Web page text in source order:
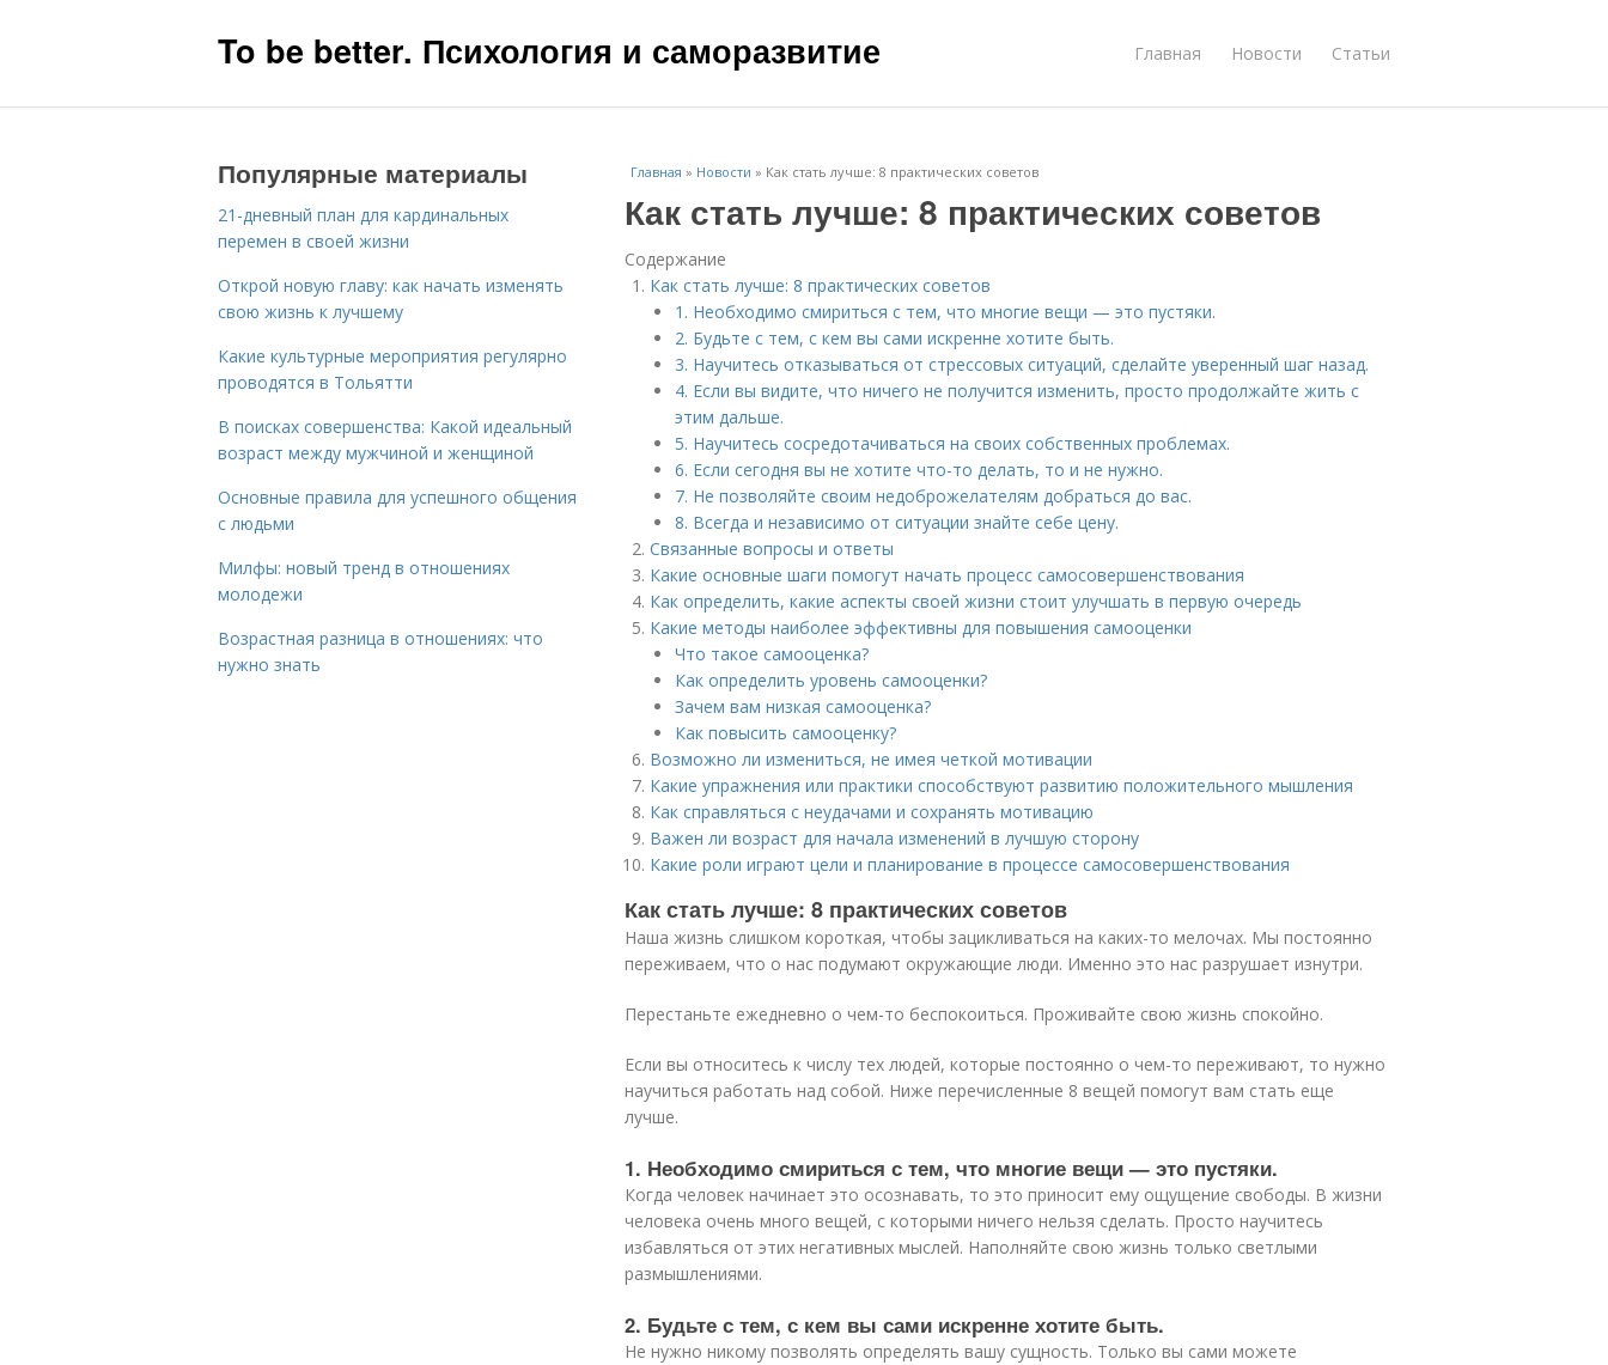
To be better. Психология и саморазвитие Главная Новости Статьи
Главная » Новости » Как стать лучше: 8 практических советов
Как стать лучше: 8 практических советов
Содержание
Как стать лучше: 8 практических советов
1. Необходимо смириться с тем, что многие вещи — это пустяки.
2. Будьте с тем, с кем вы сами искренне хотите быть.
3. Научитесь отказываться от стрессовых ситуаций, сделайте уверенный шаг назад.
4. Если вы видите, что ничего не получится изменить, просто продолжайте жить с
этим дальше.
5. Научитесь сосредотачиваться на своих собственных проблемах.
6. Если сегодня вы не хотите что-то делать, то и не нужно.
7. Не позволяйте своим недоброжелателям добраться до вас.
8. Всегда и независимо от ситуации знайте себе цену.
Связанные вопросы и ответы
Какие основные шаги помогут начать процесс самосовершенствования
Как определить, какие аспекты своей жизни стоит улучшать в первую очередь
Какие методы наиболее эффективны для повышения самооценки
Что такое самооценка?
Как определить уровень самооценки?
Зачем вам низкая самооценка?
Как повысить самооценку?
Возможно ли измениться, не имея четкой мотивации
Какие упражнения или практики способствуют развитию положительного мышления
Как справляться с неудачами и сохранять мотивацию
Важен ли возраст для начала изменений в лучшую сторону
Какие роли играют цели и планирование в процессе самосовершенствования
Как стать лучше: 8 практических советов
Наша жизнь слишком короткая, чтобы зацикливаться на каких-то мелочах. Мы постоянно
переживаем, что о нас подумают окружающие люди. Именно это нас разрушает изнутри.
Перестаньте ежедневно о чем-то беспокоиться. Проживайте свою жизнь спокойно.
Если вы относитесь к числу тех людей, которые постоянно о чем-то переживают, то нужно
научиться работать над собой. Ниже перечисленные 8 вещей помогут вам стать еще
лучше.
1. Необходимо смириться с тем, что многие вещи — это пустяки.
Когда человек начинает это осознавать, то это приносит ему ощущение свободы. В жизни
человека очень много вещей, с которыми ничего нельзя сделать. Просто научитесь
избавляться от этих негативных мыслей. Наполняйте свою жизнь только светлыми
размышлениями.
2. Будьте с тем, с кем вы сами искренне хотите быть.
Не нужно никому позволять определять вашу сущность. Только вы сами можете
Популярные материалы
21-дневный план для кардинальных
перемен в своей жизни
Открой новую главу: как начать изменять
свою жизнь к лучшему
Какие культурные мероприятия регулярно
проводятся в Тольятти
В поисках совершенства: Какой идеальный
возраст между мужчиной и женщиной
Основные правила для успешного общения
с людьми
Милфы: новый тренд в отношениях
молодежи
Возрастная разница в отношениях: что
нужно знать